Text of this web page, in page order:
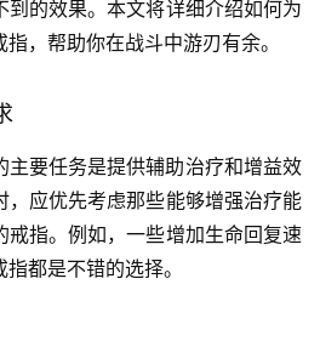
到的效果。本文将详细介绍如何为
，帮助你在战斗中游刃有余。
主要任务是提供辅助治疗和增益效
，应优先考虑那些能够增强治疗能
戒指。例如，一些增加生命回复速
都是不错的选择。